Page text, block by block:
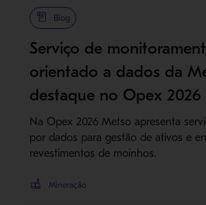
Blog
Serviço de
orientado a dados da
destaque no Opex 2026
Na Opex 2026 Metso apresenta
por dados para gestão de ativos e
revestimentos de moinhos.
Mineração